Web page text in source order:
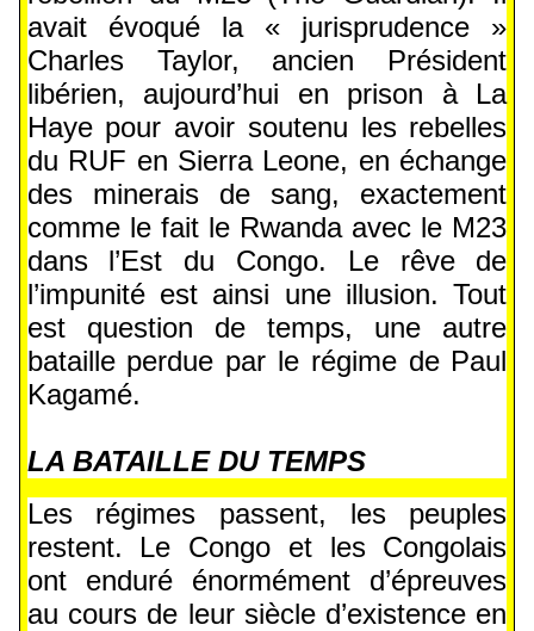
avait évoqué la « jurisprudence »
Charles Taylor, ancien Président
libérien, aujourd’hui en prison à La
Haye pour avoir soutenu les rebelles
du RUF en Sierra Leone, en échange
des minerais de sang, exactement
comme le fait le Rwanda avec le M23
dans l’Est du Congo. Le rêve de
l’impunité est ainsi une illusion. Tout
est question de temps, une autre
bataille perdue par le régime de Paul
Kagamé.
LA BATAILLE DU TEMPS
Les régimes passent, les peuples
restent. Le Congo et les Congolais
ont enduré énormément d’épreuves
au cours de leur siècle d’existence en